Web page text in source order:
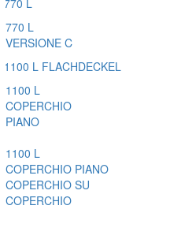
770 L
VERSIONE C
1100 L
COPERCHIO
PIANO
1100 L
COPERCHIO PIANO
COPERCHIO SU
COPERCHIO